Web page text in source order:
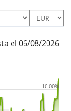
Euro de
19 de mayo de
el 06/08/2026
10.00%